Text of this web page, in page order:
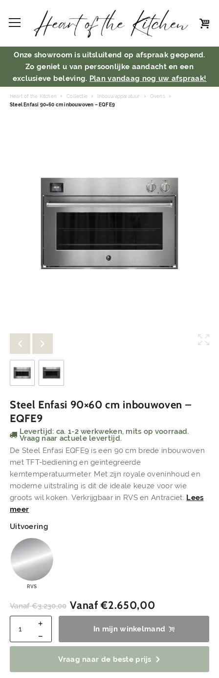
Onze showroom is uitsluitend op afspraak geopend.
Zo geniet u van persoonlijke aandacht en een
exclusieve beleving. Plan vandaag nog uw afspraak!
Heart of the Kitchen Collectie Inbouwapparatuur
Ovens
Steel Enfasi 90×60 cm inbouwoven – EQFE9
Steel Enfasi 90×60 cm inbouwoven –
EQFE9
Levertijd: ca. 1-2 werkweken, mits op voorraad.
Vraag naar actuele levertijd.
De Steel Enfasi EQFE9 is een 90 cm brede inbouwoven
met TFT-bediening en geïntegreerde
kerntemperatuurmeter. Met zijn royale oveninhoud en
moderne uitstraling is dit de ideale keuze voor wie
groots wil koken. Verkrijgbaar in RVS en Antraciet. Lees
meer
Uitvoering
RVS
Vanaf€3.230,00 Vanaf€2.650,00
In mijn winkelmand
Vraag naar de beste prijs